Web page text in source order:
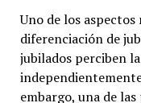
Uno de los aspectos
diferenciación de
jubilados perciben
embargo, una de